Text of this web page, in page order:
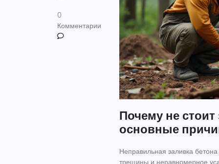
0
Комментарии
Почему не
основные
Неправильная заливка